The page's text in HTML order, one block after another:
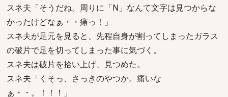
スネ夫「そうだね。周りに「N」なんて文字は見つからな
かったけどなぁ・・痛っ！」
スネ夫が足元を見ると、先程自身が割ってしまったガラス
の破片で足を切ってしまった事に気づく。
スネ夫は破片を拾い上げ、見つめた。
スネ夫「くそっ、さっきのやつか。痛いな
ぁ・・。！！！」